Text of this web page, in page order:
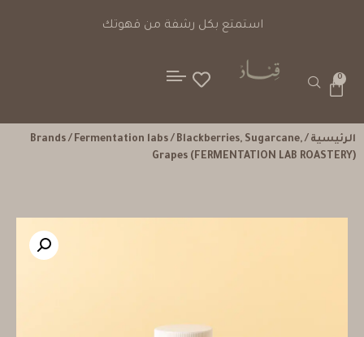
استمتع بكل رشفة من قهوتك
0
الرئيسية /
Brands/ Fermentation labs/ Blackberries, Sugarcane,
Grapes (FERMENTATION LAB ROASTERY)